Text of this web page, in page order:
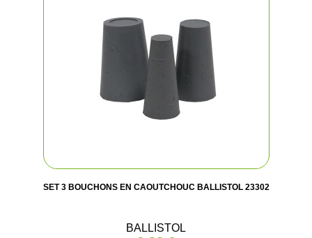
SET 3 BOUCHONS EN CAOUTCHOUC BALLISTOL 23302
BALLISTOL